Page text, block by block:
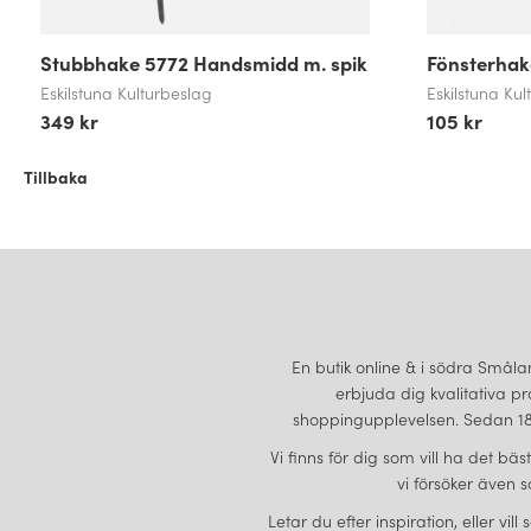
Stubbhake 5772 Handsmidd m. spik
Eskilstuna Kulturbeslag
349 kr
Eskilstuna
105 kr
Tillbaka
En butik online & i södra
erbjuda dig kvalitativa
shoppingupplevelsen. Sedan
Vi finns för dig som vill ha det
vi försöker även
Letar du efter inspiration, eller vill